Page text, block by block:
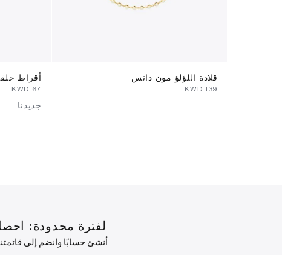
قلادة اللؤلؤ مون دانس أقراط
جديدنا
لفترة محدودة: احصل على خصم 10% على طلبك
أنشئ حسابًا وانضم إلى